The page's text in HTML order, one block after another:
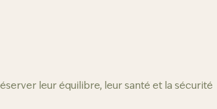
leur équilibre, leur santé et la sécurité